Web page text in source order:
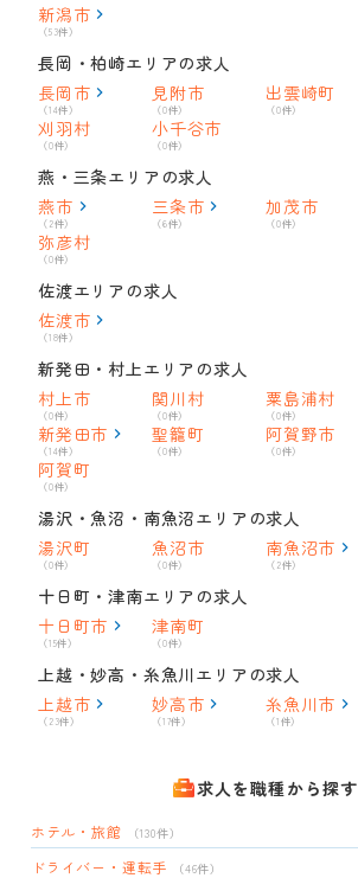
新潟市
（53件）
長岡・柏崎エリアの求人
長岡市
（14件）
見附市
（0件）
出雲崎町
（0件）
刈羽村
（0件）
小千谷市
（0件）
燕・三条エリアの求人
燕市
（2件）
三条市
（6件）
加茂市
（0件）
弥彦村
（0件）
佐渡エリアの求人
佐渡市
（18件）
新発田・村上エリアの求人
村上市
（0件）
関川村
（0件）
粟島浦村
（0件）
新発田市
（14件）
聖籠町
（0件）
阿賀野市
（0件）
阿賀町
（0件）
湯沢・魚沼・南魚沼エリアの求人
湯沢町
（0件）
魚沼市
（0件）
南魚沼市
（2件）
十日町・津南エリアの求人
十日町市
（15件）
津南町
（0件）
上越・妙高・糸魚川エリアの求人
上越市
（23件）
妙高市
（17件）
糸魚川市
（1件）
求人を職種から探す
ホテル・旅館 （130件）
ドライバー・運転手 （46件）